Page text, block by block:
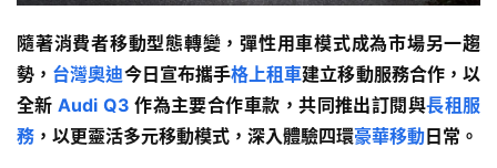
駕
影
音
隨著消費者移動型態轉變，彈性用車模式成為市場另一趨
勢， 台灣奧迪今日宣布攜手格上租車建立移動服務合作，以
全新 Audi Q3 作為主要合作車款，共同推出訂閱與長租服
務 ，以更靈活多元移動模式，深入體驗四環豪華移動日常。